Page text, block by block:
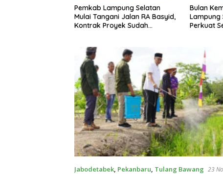
Bulan Kemerdekaan, Bupati
Lampung Selatan Ajak ASN
Perkuat Semangat Pengabdian
Sekda
Jabodetabek, Pekanbaru, Tulang Bawang 23